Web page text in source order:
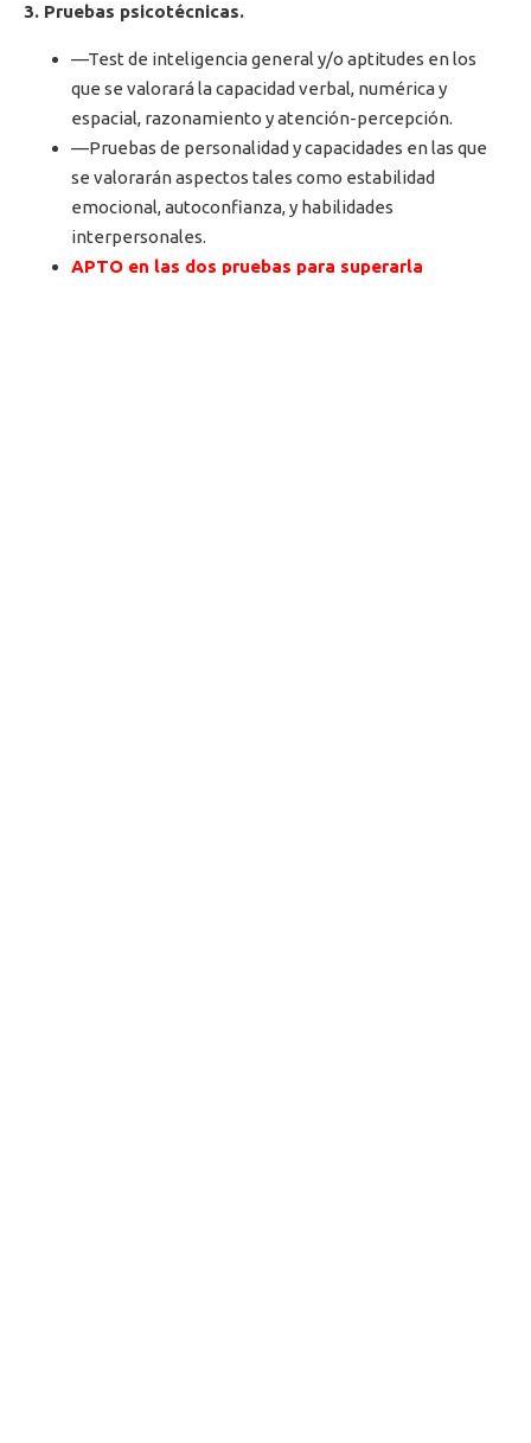
3. Pruebas psicotécnicas.
—Test de inteligencia general y/o aptitudes en los
que se valorará la capacidad verbal, numérica y
espacial, razonamiento y atención-percepción.
—Pruebas de personalidad y capacidades en las que
se valorarán aspectos tales como estabilidad
emocional, autoconfianza, y habilidades
interpersonales.
APTO en las dos pruebas para superarla